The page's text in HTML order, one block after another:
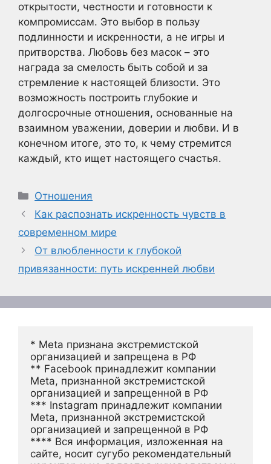
открытости, честности и готовности к
компромиссам. Это выбор в пользу
подлинности и искренности, а не игры и
притворства. Любовь без масок – это
награда за смелость быть собой и за
стремление к настоящей близости. Это
возможность построить глубокие и
долгосрочные отношения, основанные на
взаимном уважении, доверии и любви. И в
конечном итоге, это то, к чему стремится
каждый, кто ищет настоящего счастья.
Рубрики
Отношения
Как распознать искренность чувств в
современном мире
От влюбленности к глубокой
привязанности: путь искренней любви
* Meta признана экстремистской
организацией и запрещена в РФ
** Facebook принадлежит компании
Meta, признанной экстремистской
организацией и запрещенной в РФ
*** Instagram принадлежит компании
Meta, признанной экстремистской
организацией и запрещенной в РФ
**** Вся информация, изложенная на
сайте, носит сугубо рекомендательный